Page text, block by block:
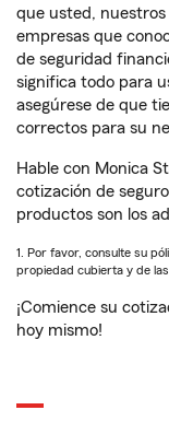
que usted, nuestros
empresas que
de seguridad
significa todo para
asegúrese de que
correctos para su
Hable con Monica
cotización de
productos son los
1. Por favor, consulte su
propiedad cubierta y de
¡Comience su
hoy mismo!